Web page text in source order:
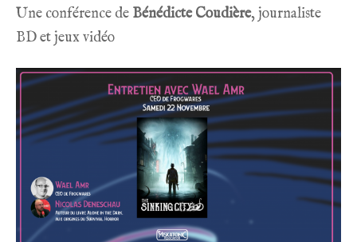
Une conférence de Bénédicte Coudière, journaliste
BD et jeux vidéo